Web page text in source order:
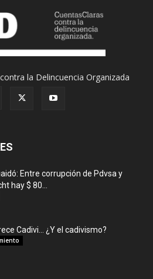
la Delincuencia Organizada
Entre corrupción de Pdvsa y
hay $ 80...
Cadivi… ¿Y el cadivismo?